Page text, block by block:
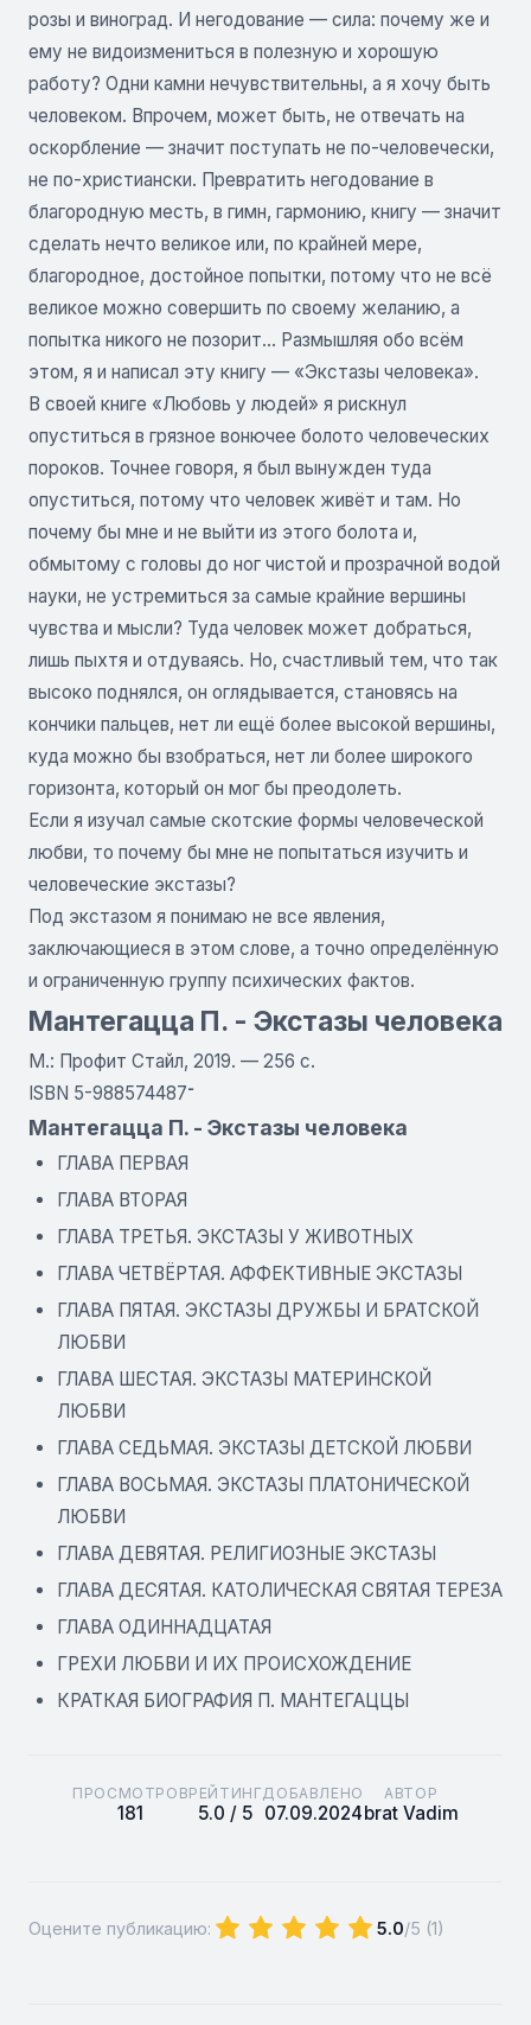
розы и виноград. И негодование — сила: почему же и
ему не видоизмениться в полезную и хорошую
работу? Одни камни нечувствительны, а я хочу быть
человеком. Впрочем, может быть, не отвечать на
оскорбление — значит поступать не по-человечески,
не по-христиански. Превратить негодование в
благородную месть, в гимн, гармонию, книгу — значит
сделать нечто великое или, по крайней мере,
благородное, достойное попытки, потому что не всё
великое можно совершить по своему желанию, а
попытка никого не позорит... Размышляя обо всём
этом, я и написал эту книгу — «Экстазы человека».
В своей книге «Любовь у людей» я рискнул
опуститься в грязное вонючее болото человеческих
пороков. Точнее говоря, я был вынужден туда
опуститься, потому что человек живёт и там. Но
почему бы мне и не выйти из этого болота и,
обмытому с головы до ног чистой и прозрачной водой
науки, не устремиться за самые крайние вершины
чувства и мысли? Туда человек может добраться,
лишь пыхтя и отдуваясь. Но, счастливый тем, что так
высоко поднялся, он оглядывается, становясь на
кончики пальцев, нет ли ещё более высокой вершины,
куда можно бы взобраться, нет ли более широкого
горизонта, который он мог бы преодолеть.
Если я изучал самые скотские формы человеческой
любви, то почему бы мне не попытаться изучить и
человеческие экстазы?
Под экстазом я понимаю не все явления,
заключающиеся в этом слове, а точно определённую
и ограниченную группу психических фактов.
Мантегацца П. - Экстазы человека
М.: Профит Стайл, 2019. — 256 с.
ISBN 5-988574־487
Мантегацца П. - Экстазы человека
ГЛАВА ПЕРВАЯ
ГЛАВА ВТОРАЯ
ГЛАВА ТРЕТЬЯ. ЭКСТАЗЫ У ЖИВОТНЫХ
ГЛАВА ЧЕТВЁРТАЯ. АФФЕКТИВНЫЕ ЭКСТАЗЫ
ГЛАВА ПЯТАЯ. ЭКСТАЗЫ ДРУЖБЫ И БРАТСКОЙ
ЛЮБВИ
ГЛАВА ШЕСТАЯ. ЭКСТАЗЫ МАТЕРИНСКОЙ
ЛЮБВИ
ГЛАВА СЕДЬМАЯ. ЭКСТАЗЫ ДЕТСКОЙ ЛЮБВИ
ГЛАВА ВОСЬМАЯ. ЭКСТАЗЫ ПЛАТОНИЧЕСКОЙ
ЛЮБВИ
ГЛАВА ДЕВЯТАЯ. РЕЛИГИОЗНЫЕ ЭКСТАЗЫ
ГЛАВА ДЕСЯТАЯ. КАТОЛИЧЕСКАЯ СВЯТАЯ ТЕРЕЗА
ГЛАВА ОДИННАДЦАТАЯ
ГРЕХИ ЛЮБВИ И ИХ ПРОИСХОЖДЕНИЕ
КРАТКАЯ БИОГРАФИЯ П. МАНТЕГАЦЦЫ
ПРОСМОТРОВ
181
РЕЙТИНГ
5.0 / 5
ДОБАВЛЕНО
07.09.2024
АВТОР
brat Vadim
Оцените публикацию: 5.0/5 (1)